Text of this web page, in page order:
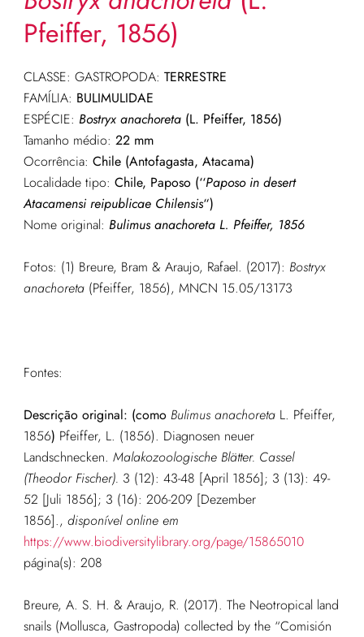
Pfeiffer, 1856)
CLASSE: GASTROPODA: TERRESTRE
FAMÍLIA: BULIMULIDAE
ESPÉCIE: Bostryx anachoreta(L. Pfeiffer, 1856)
Tamanho médio: 22 mm
Ocorrência: Chile (Antofagasta, Atacama)
Localidade tipo: Chile, Paposo (‘‘Paposo in desert
Atacamensi reipublicae Chilensis“)
Nome original: Bulimus anachoretaL. Pfeiffer, 1856
Fotos: (1) Breure, Bram & Araujo, Rafael. (2017): Bostryx
anachoreta(Pfeiffer, 1856), MNCN 15.05/13173
Fontes:
Descrição original: (como Bulimus anachoretaL. Pfeiffer,
1856) Pfeiffer, L. (1856). Diagnosen neuer
Landschnecken. Malakozoologische Blätter. Cassel
(Theodor Fischer). 3 (12): 43-48 [April 1856]; 3 (13): 49-
52 [Juli 1856]; 3 (16): 206-209 [Dezember
1856]., disponível online em
https://www.biodiversitylibrary.org/page/15865010
página(s): 208
Breure, A. S. H. & Araujo, R. (2017). The Neotropical land
snails (Mollusca, Gastropoda) collected by the “Comisión